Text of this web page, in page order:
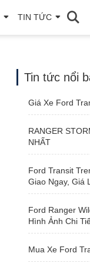
TIN TỨC
Tin tức nổi
Giá Xe Ford
RANGER
NHẤT
Ford Transit
Giao Ngay, Giá
Ford Ranger
Hình Ảnh Chi
Mua Xe Ford